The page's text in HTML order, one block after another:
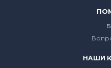
НАШИ